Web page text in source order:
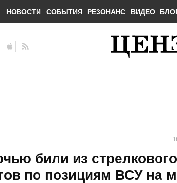
НОВОСТИ СОБЫТИЯ РЕЗОНАНС ВИДЕО
били из
по позициям ВСУ на